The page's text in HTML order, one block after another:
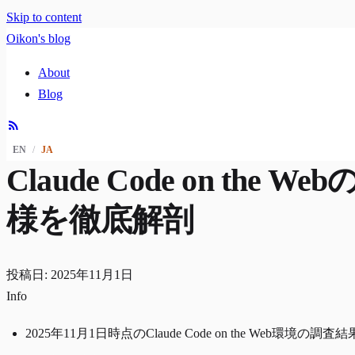
Skip to content
Oikon's blog
About
Blog
EN / JA
Claude Code on the Web
様を徹底解剖
投稿日: 2025年11月1日
Info
2025年11月1日時点のClaude Code on the Web環境の調査結